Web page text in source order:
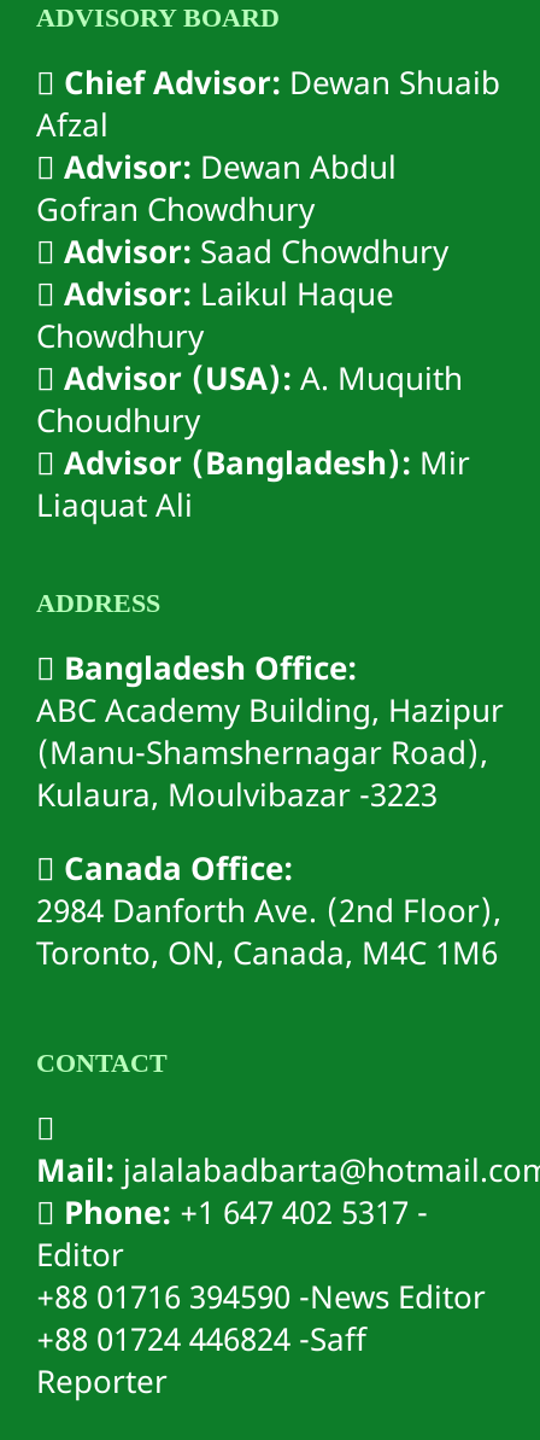
ADVISORY BOARD
Chief Advisor: Dewan Shuaib
Afzal
Advisor: Dewan Abdul
Gofran Chowdhury
Advisor: Saad Chowdhury
Advisor: Laikul Haque
Chowdhury
Advisor (USA): A. Muquith
Choudhury
Advisor (Bangladesh): Mir
Liaquat Ali
ADDRESS
Bangladesh Office:
ABC Academy Building, Hazipur
(Manu-Shamshernagar Road),
Kulaura, Moulvibazar -3223
Canada Office:
2984 Danforth Ave. (2nd Floor),
Toronto, ON, Canada, M4C 1M6
CONTACT
Mail:
Phone: +1 647 402 5317 -
Editor
+88 01716 394590 -News Editor
+88 01724 446824 -Saff
Reporter